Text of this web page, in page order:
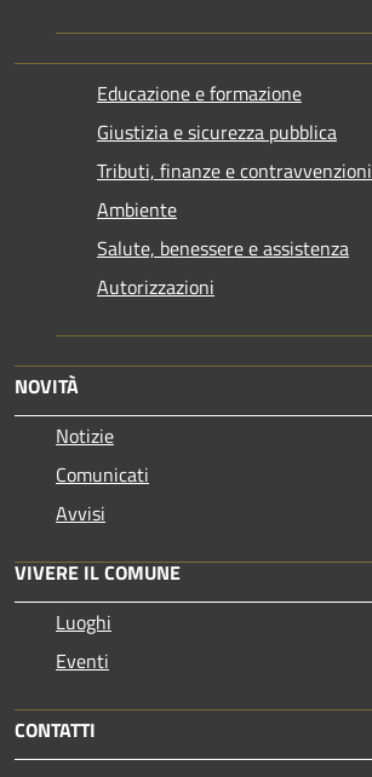
Educazione e formazione
Giustizia e sicurezza pubblica
Tributi, finanze e contravvenzioni
Ambiente
Salute, benessere e assistenza
Autorizzazioni
NOVITÀ
Notizie
Comunicati
Avvisi
VIVERE IL COMUNE
Luoghi
Eventi
CONTATTI